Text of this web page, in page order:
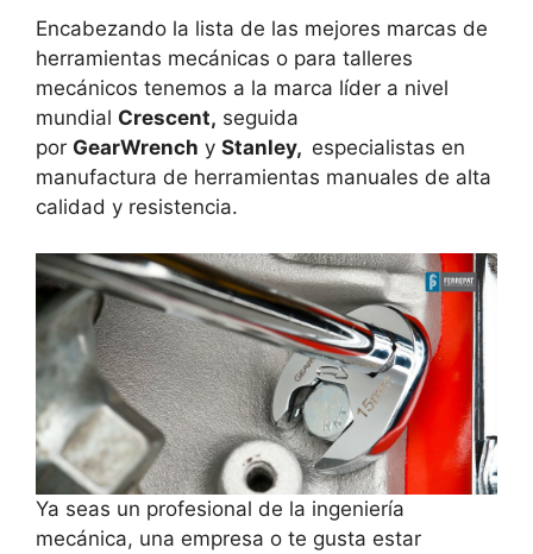
Encabezando la lista de las mejores marcas de
herramientas mecánicas o para talleres
mecánicos tenemos a la marca líder a nivel
mundial Crescent, seguida
por GearWrench y Stanley, especialistas en
manufactura de herramientas manuales de alta
calidad y resistencia.
Ya seas un profesional de la ingeniería
mecánica, una empresa o te gusta estar